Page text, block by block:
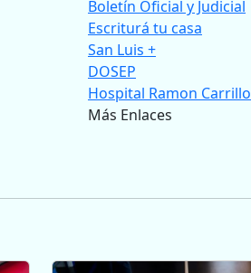
Boletín Oficial y Judicial
Escriturá tu casa
San Luis +
DOSEP
Hospital Ramon Carrillo
Más Enlaces